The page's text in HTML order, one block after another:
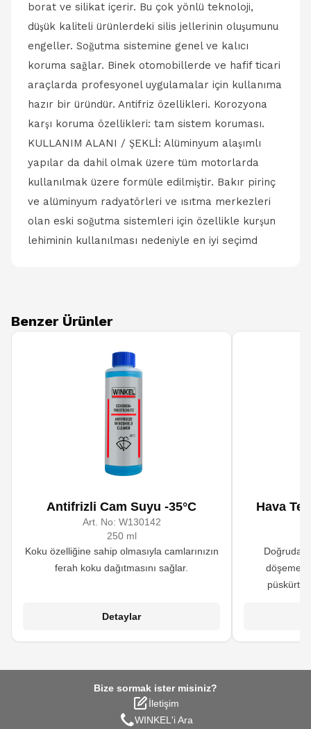
borat ve silikat içerir. Bu çok yönlü teknoloji,
düşük kaliteli ürünlerdeki silis jellerinin oluşumunu
engeller. Soğutma sistemine genel ve kalıcı
koruma sağlar. Binek otomobillerde ve hafif ticari
araçlarda profesyonel uygulamalar için kullanıma
hazır bir üründür. Antifriz özellikleri. Korozyona
karşı koruma özellikleri: tam sistem koruması.
KULLANIM ALANI / ŞEKLİ: Alüminyum alaşımlı
yapılar da dahil olmak üzere tüm motorlarda
kullanılmak üzere formüle edilmiştir. Bakır pirinç
ve alüminyum radyatörleri ve ısıtma merkezleri
olan eski soğutma sistemleri için özellikle kurşun
lehiminin kullanılması nedeniyle en iyi seçimd
Benzer Ürünler
Antifrizli Cam Suyu -35°C
Art. No: W130142
250 ml
Koku özelliğine sahip olmasıyla camlarınızın
ferah koku dağıtmasını sağlar.
Detaylar
Hava
Doğrudan
Bize sormak ister misiniz?
İletişim
WINKEL'i Ara